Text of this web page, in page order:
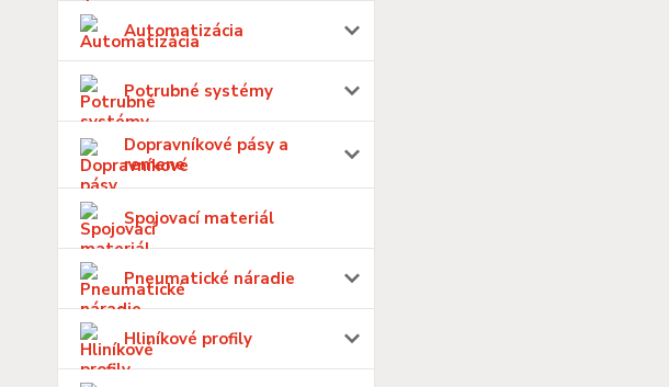
Automatizácia
Potrubné systémy
Dopravníkové pásy a
remene
Spojovací materiál
Pneumatické náradie
Hliníkové profily